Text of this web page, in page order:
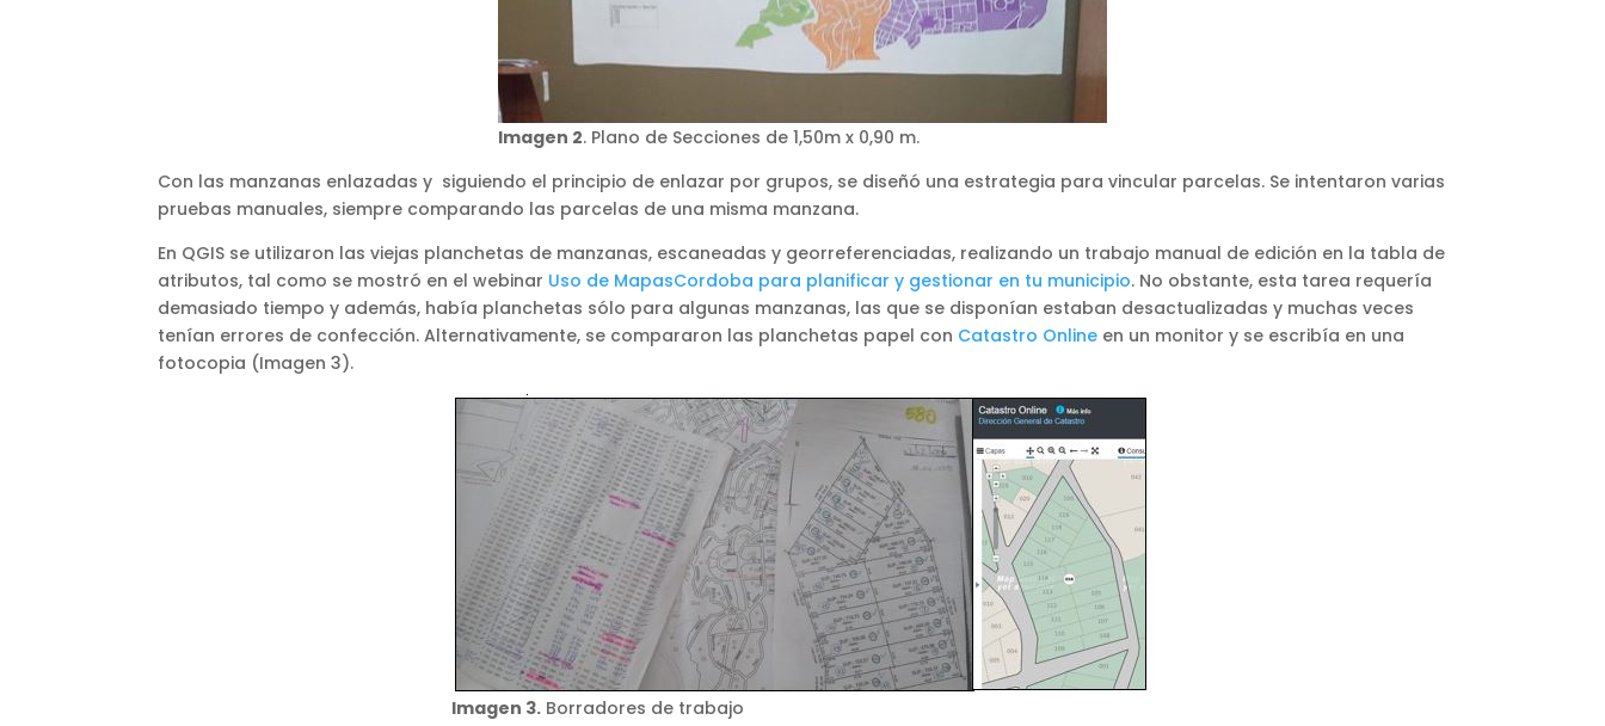
Imagen 2. Plano de Secciones de 1,50m x 0,90 m.
Con las manzanas enlazadas y siguiendo el principio de enlazar por grupos, se diseñó una estrategia para vincular parcelas. Se intentaron varias
pruebas manuales, siempre comparando las parcelas de una misma manzana.
En QGIS se utilizaron las viejas planchetas de manzanas, escaneadas y georreferenciadas, realizando un trabajo manual de edición en la tabla de
atributos, tal como se mostró en el webinar Uso de MapasCordoba para planificar y gestionar en tu municipio. No obstante, esta tarea requería
demasiado tiempo y además, había planchetas sólo para algunas manzanas, las que se disponían estaban desactualizadas y muchas veces
tenían errores de confección. Alternativamente, se compararon las planchetas papel con Catastro Online en un monitor y se escribía en una
fotocopia (Imagen 3).
Imagen 3.Borradores de trabajo